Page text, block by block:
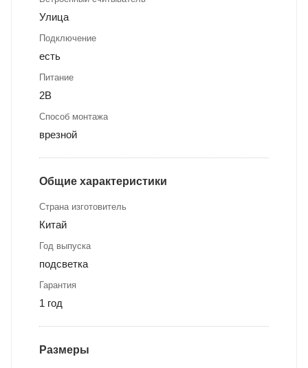
Улица
Подключение
есть
Питание
2В
Способ монтажа
врезной
Общие характеристики
Страна изготовитель
Китай
Год выпуска
подсветка
Гарантия
1 год
Размеры